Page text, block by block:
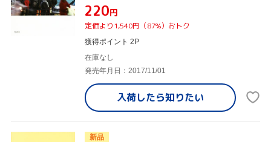
¥220円
定価より1,540円（87%）おトク
獲得ポイント 2P
在庫なし
発売年月日：2017/11/01
入荷したら知りたい
新品